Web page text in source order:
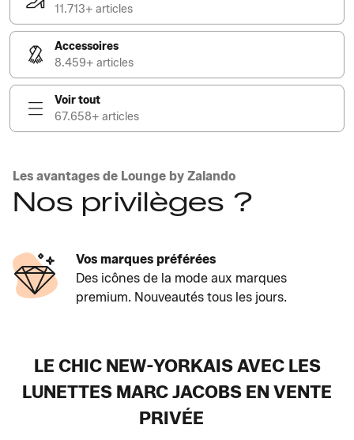
11.713+ articles
Accessoires
8.459+ articles
Voir tout
67.658+ articles
Les avantages de Lounge by Zalando
Nos privilèges ?
Vos marques préférées
Des icônes de la mode aux marques
premium. Nouveautés tous les jours.
LE CHIC NEW-YORKAIS AVEC LES
LUNETTES MARC JACOBS EN VENTE
PRIVÉE